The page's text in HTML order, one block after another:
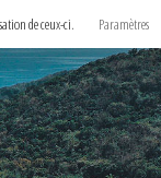
de ceux-ci. Paramètres